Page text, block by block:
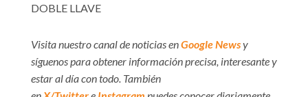
DOBLE LLAVE
Visita nuestro canal de noticias enGoogle Newsy
síguenos para obtener información precisa, interesante y
estar al día con todo. También